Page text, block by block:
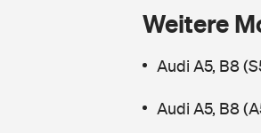
Weitere
Audi A5, B8
Audi A5, B8